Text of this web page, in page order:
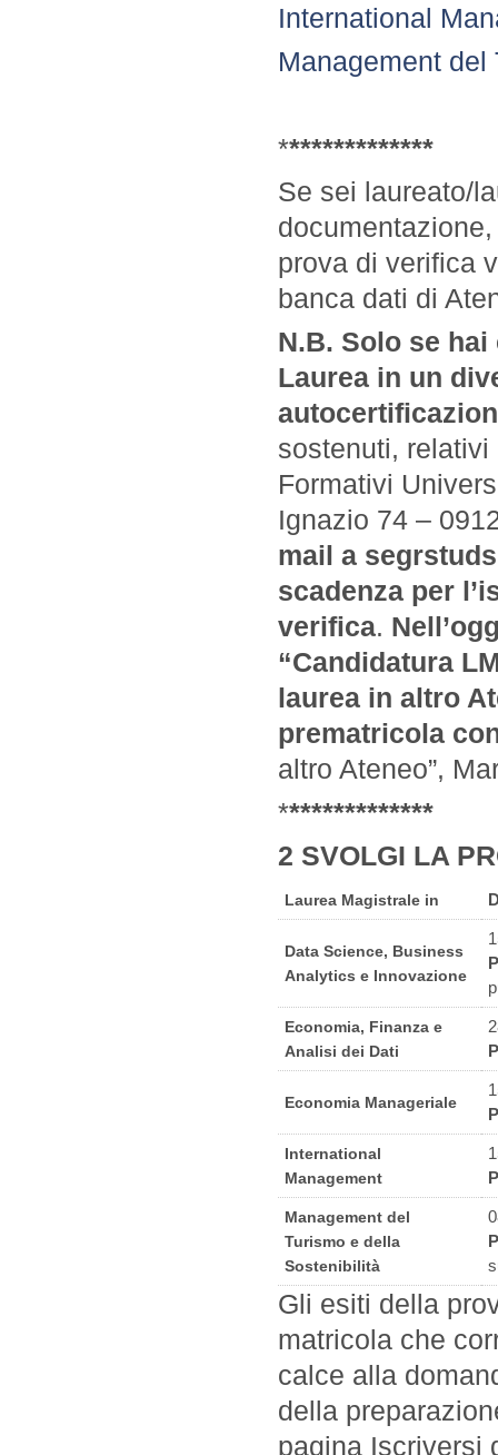
International
Management
**************
Se sei laureato/
prova di verifica
banca dati di
N.B. Solo se hai
Laurea in un
sostenuti,
Formativi
Ignazio 74 –
mail a
scadenza per
verifica.
“Candidatura
laurea in altro
prematricola
altro Ateneo”,
**************
2 SVOLGI LA
Laurea Magistrale in
Data Science, Business
Analytics e Innovazione
Economia, Finanza e
Analisi dei Dati
Economia Manageriale
International
Management
Management del
Turismo e della
Sostenibilità
Gli esiti della
matricola che
calce alla
della
pagina Iscriversi